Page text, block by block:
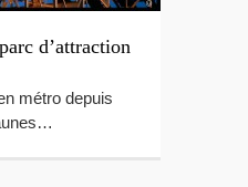
d’attraction
métro depuis